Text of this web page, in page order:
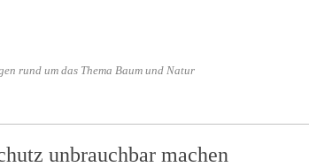
rund um das Thema Baum und Natur
unbrauchbar machen